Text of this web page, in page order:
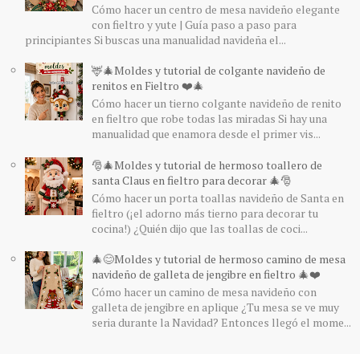
Cómo hacer un centro de mesa navideño elegante
con fieltro y yute | Guía paso a paso para
principiantes Si buscas una manualidad navideña el...
🦌🎄Moldes y tutorial de colgante navideño de
renitos en Fieltro ❤️🎄
Cómo hacer un tierno colgante navideño de renito
en fieltro que robe todas las miradas Si hay una
manualidad que enamora desde el primer vis...
🎅🎄Moldes y tutorial de hermoso toallero de
santa Claus en fieltro para decorar 🎄🎅
Cómo hacer un porta toallas navideño de Santa en
fieltro (¡el adorno más tierno para decorar tu
cocina!) ¿Quién dijo que las toallas de coci...
🎄😊Moldes y tutorial de hermoso camino de mesa
navideño de galleta de jengibre en fieltro 🎄❤️
Cómo hacer un camino de mesa navideño con
galleta de jengibre en aplique ¿Tu mesa se ve muy
seria durante la Navidad? Entonces llegó el mome...